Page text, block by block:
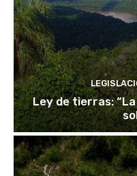
Ley de tierras: